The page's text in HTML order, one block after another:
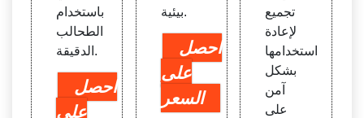
باستخدام
الطحالب
الدقيقة.
احصل
على
بيئية.
احصل
على
السعر
تجميع
لإعادة
استخدامها
بشكل
آمن
على